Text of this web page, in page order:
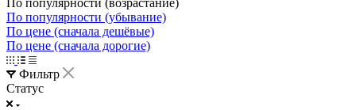
По популярности (убывание)
По цене (сначала дешёвые)
По цене (сначала дорогие)
Фильтр
Статус